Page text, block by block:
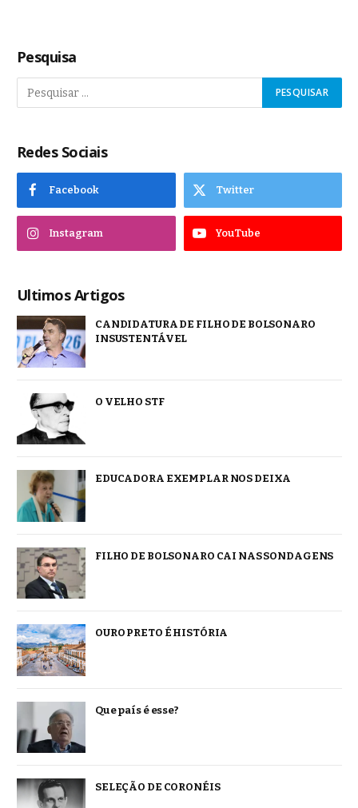
Pesquisa
Redes Sociais
Facebook Twitter
Instagram YouTube
Ultimos Artigos
CANDIDATURA DE FILHO DE BOLSONARO
INSUSTENTÁVEL
O VELHO STF
EDUCADORA EXEMPLAR NOS DEIXA
FILHO DE BOLSONARO CAI NAS SONDAGENS
OURO PRETO É HISTÓRIA
Que país é esse?
SELEÇÃO DE CORONÉIS